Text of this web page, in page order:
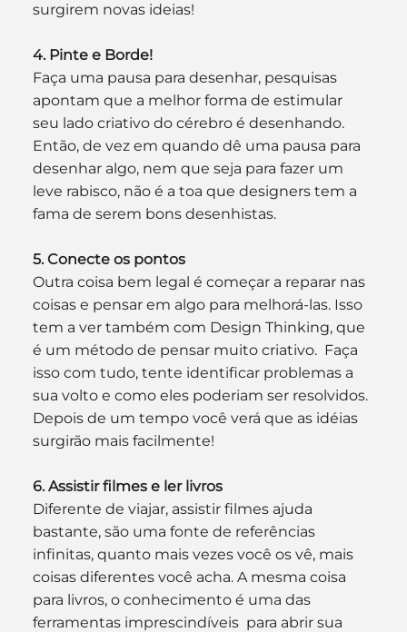
surgirem novas ideias!
4. Pinte e Borde!
Faça uma pausa para desenhar, pesquisas
apontam que a melhor forma de estimular
seu lado criativo do cérebro é desenhando.
Então, de vez em quando dê uma pausa para
desenhar algo, nem que seja para fazer um
leve rabisco, não é a toa que designers tem a
fama de serem bons desenhistas.
5. Conecte os pontos
Outra coisa bem legal é começar a reparar nas
coisas e pensar em algo para melhorá-las. Isso
tem a ver também com Design Thinking, que
é um método de pensar muito criativo.  Faça
isso com tudo, tente identificar problemas a
sua volto e como eles poderiam ser resolvidos.
Depois de um tempo você verá que as idéias
surgirão mais facilmente!
6. Assistir filmes e ler livros
Diferente de viajar, assistir filmes ajuda
bastante, são uma fonte de referências
infinitas, quanto mais vezes você os vê, mais
coisas diferentes você acha. A mesma coisa
para livros, o conhecimento é uma das
ferramentas imprescindíveis  para abrir sua